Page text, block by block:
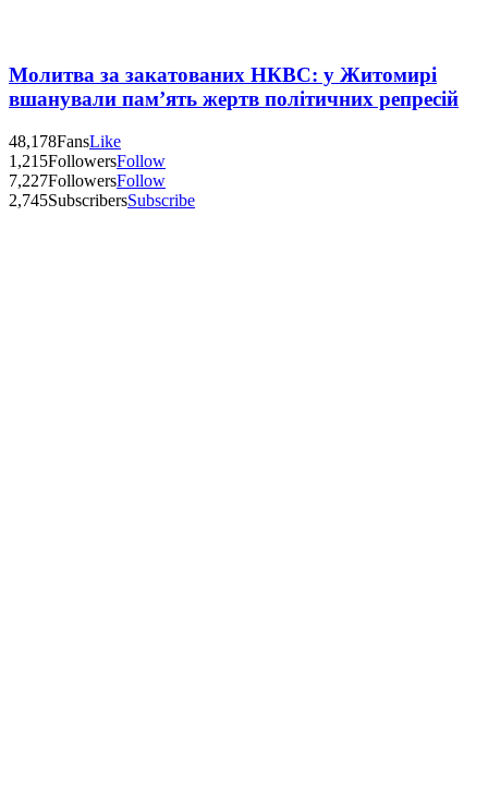
Молитва за закатованих НКВС: у Житомирі
вшанували пам’ять жертв політичних репресій
48,178FansLike
1,215FollowersFollow
7,227FollowersFollow
2,745SubscribersSubscribe